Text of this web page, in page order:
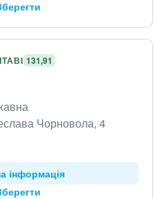
131,91
Чорновола, 4
інформація